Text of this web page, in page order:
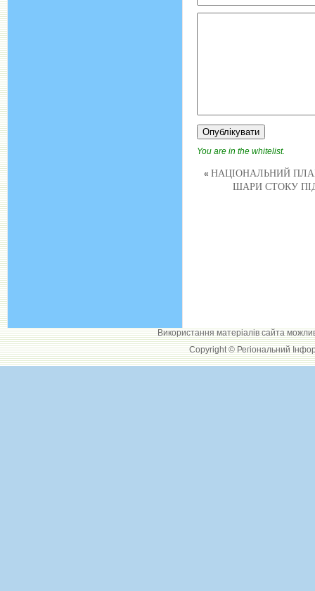
You are in the whitelist.
« НАЦІОНАЛЬНИЙ
ШАРИ СТОКУ
Використання матеріалів сайта
Copyright © Регіональний